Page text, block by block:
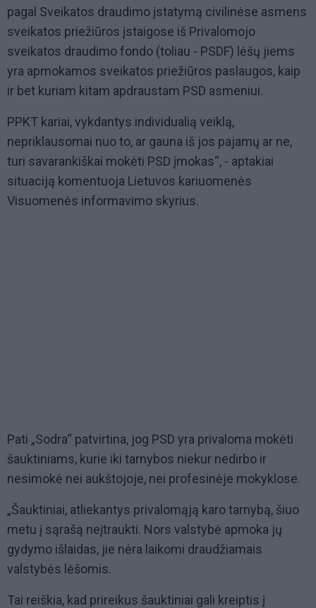
pagal Sveikatos draudimo įstatymą civilinėse asmens
sveikatos priežiūros įstaigose iš Privalomojo
sveikatos draudimo fondo (toliau - PSDF) lėšų jiems
yra apmokamos sveikatos priežiūros paslaugos, kaip
ir bet kuriam kitam apdraustam PSD asmeniui.
PPKT kariai, vykdantys individualią veiklą,
nepriklausomai nuo to, ar gauna iš jos pajamų ar ne,
turi savarankiškai mokėti PSD įmokas“, - aptakiai
situaciją komentuoja Lietuvos kariuomenės
Visuomenės informavimo skyrius.
Pati „Sodra“ patvirtina, jog PSD yra privaloma mokėti
šauktiniams, kurie iki tarnybos niekur nedirbo ir
nesimokė nei aukštojoje, nei profesinėje mokyklose.
„Šauktiniai, atliekantys privalomąją karo tarnybą, šiuo
metu į sąrašą neįtraukti. Nors valstybė apmoka jų
gydymo išlaidas, jie nėra laikomi draudžiamais
valstybės lėšomis.
Tai reiškia, kad prireikus šauktiniai gali kreiptis į